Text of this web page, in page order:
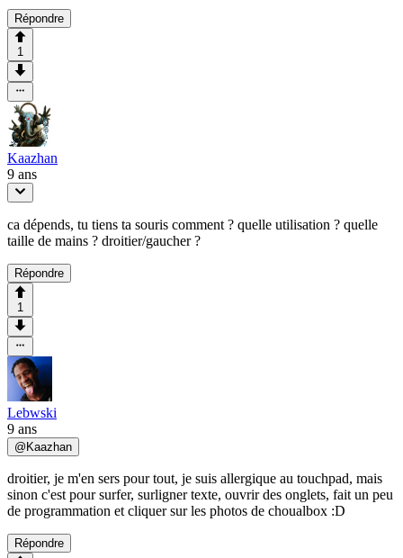
Répondre
1
Kaazhan
9 ans
ca dépends, tu tiens ta souris comment ? quelle utilisation ? quelle
taille de mains ? droitier/gaucher ?
Répondre
1
Lebwski
9 ans
@ Kaazhan
droitier, je m'en sers pour tout, je suis allergique au touchpad, mais
sinon c'est pour surfer, surligner texte, ouvrir des onglets, fait un peu
de programmation et cliquer sur les photos de choualbox :D
Répondre